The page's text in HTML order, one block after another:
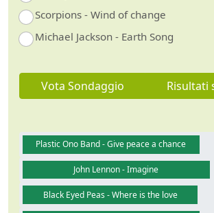
Scorpions - Wind of change
Michael Jackson - Earth Song
Vota Sondaggio Risultati
Plastic Ono Band - Give peace a chance
John Lennon - Imagine
Black Eyed Peas - Where is the love